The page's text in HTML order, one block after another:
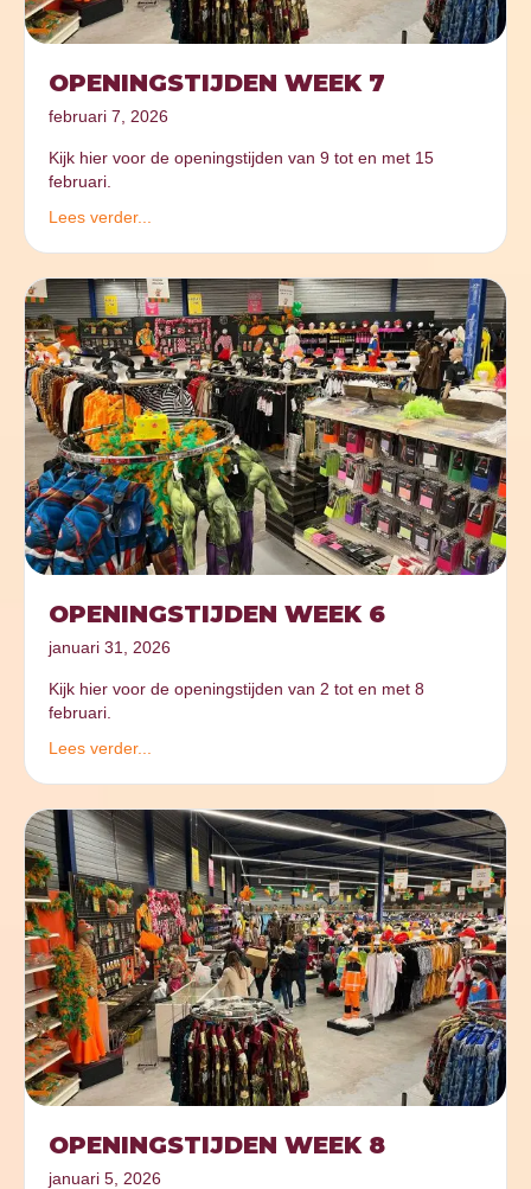
OPENINGSTIJDEN WEEK 7
februari 7, 2026
Kijk hier voor de openingstijden van 9 tot en met 15
februari.
Lees verder...
OPENINGSTIJDEN WEEK 6
januari 31, 2026
Kijk hier voor de openingstijden van 2 tot en met 8
februari.
Lees verder...
OPENINGSTIJDEN WEEK 8
januari 5, 2026